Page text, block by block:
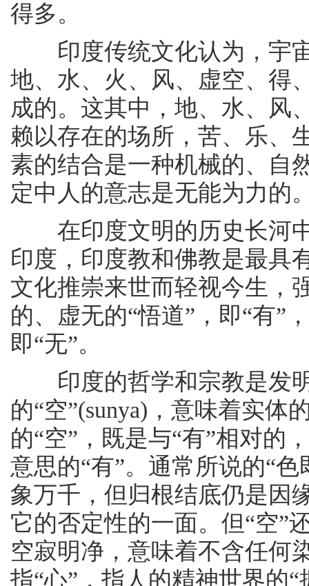
得多。
印度传统文化认为，宇宙
地、水、火、风、虚空、得
成的。这其中，地、水、风
赖以存在的场所，苦、乐、
素的结合是一种机械的、自
定中人的意志是无能为力的
在印度文明的历史长河中
印度，印度教和佛教是最具
文化推崇来世而轻视今生，
的、虚无的“悟道”，即“有”
即“无”。
印度的哲学和宗教是发明
的“空”(sunya)，意味着实体
的“空”，既是与“有”相对的
意思的“有”。通常所说的“
象万千，但归根结底仍是因
它的否定性的一面。但“空”
空寂明净，意味着不含任何
指“心”，指人的精神世界的